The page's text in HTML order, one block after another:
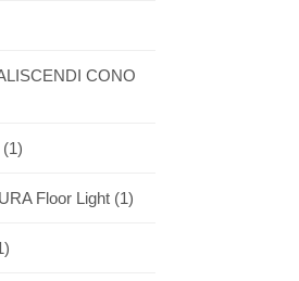
CONO
(1)
Floor Light (1)